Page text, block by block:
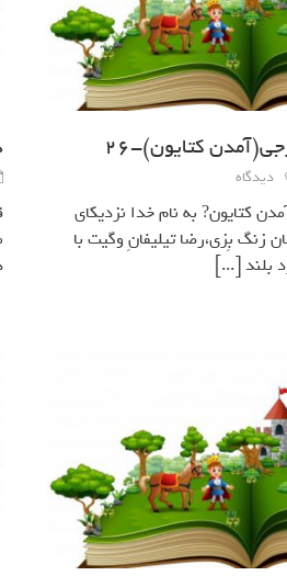
كتايون)-26
دیدگاه
كتايون? به نام خدا نزديكاي
زنگ بِزي،رضا تيليفانِ وگيت با
بلند [...]